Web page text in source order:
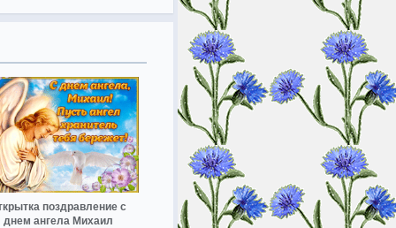
поздравление с
днем ангела Михаил